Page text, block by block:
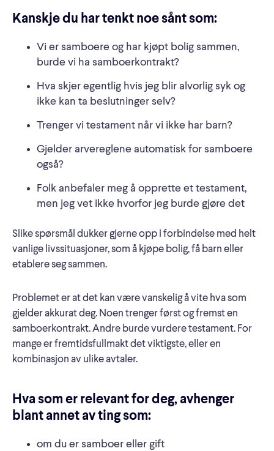
Kanskje du har tenkt noe sånt som:
Vi er samboere og har kjøpt bolig sammen,
burde vi ha samboerkontrakt?
Hva skjer egentlig hvis jeg blir alvorlig syk og
ikke kan ta beslutninger selv?
Trenger vi testament når vi ikke har barn?
Gjelder arvereglene automatisk for samboere
også?
Folk anbefaler meg å opprette et testament,
men jeg vet ikke hvorfor jeg burde gjøre det
Slike spørsmål dukker gjerne opp i forbindelse med helt
vanlige livssituasjoner, som å kjøpe bolig, få barn eller
etablere seg sammen.
Problemet er at det kan være vanskelig å vite hva som
gjelder akkurat deg. Noen trenger først og fremst en
samboerkontrakt. Andre burde vurdere testament. For
mange er fremtidsfullmakt det viktigste, eller en
kombinasjon av ulike avtaler.
Hva som er relevant for deg, avhenger
blant annet av ting som:
om du er samboer eller gift